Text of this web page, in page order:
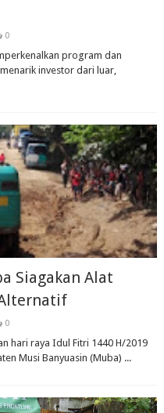
0
program dan
investor dari luar,
Siagakan Alat
0
hari raya Idul Fitri 1440 H/2019
Musi Banyuasin (Muba) ...